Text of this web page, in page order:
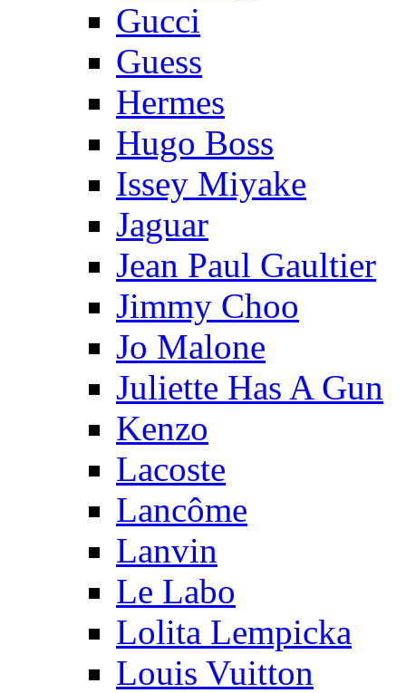
Gucci
Guess
Hermes
Hugo Boss
Issey Miyake
Jaguar
Jean Paul Gaultier
Jimmy Choo
Jo Malone
Juliette Has A Gun
Kenzo
Lacoste
Lancôme
Lanvin
Le Labo
Lolita Lempicka
Louis Vuitton